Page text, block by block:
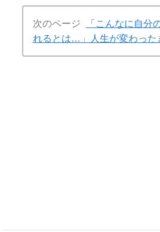
次のページ
「こんなに自分
れるとは…」人生が変わった